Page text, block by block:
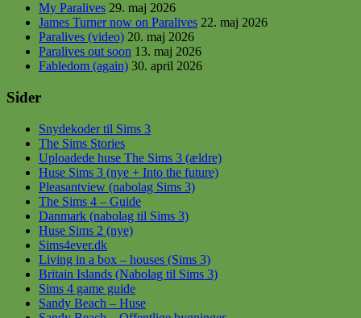
My Paralives 29. maj 2026
James Turner now on Paralives 22. maj 2026
Paralives (video) 20. maj 2026
Paralives out soon 13. maj 2026
Fabledom (again) 30. april 2026
Sider
Snydekoder til Sims 3
The Sims Stories
Uploadede huse The Sims 3 (ældre)
Huse Sims 3 (nye + Into the future)
Pleasantview (nabolag Sims 3)
The Sims 4 – Guide
Danmark (nabolag til Sims 3)
Huse Sims 2 (nye)
Sims4ever.dk
Living in a box – houses (Sims 3)
Britain Islands (Nabolag til Sims 3)
Sims 4 game guide
Sandy Beach – Huse